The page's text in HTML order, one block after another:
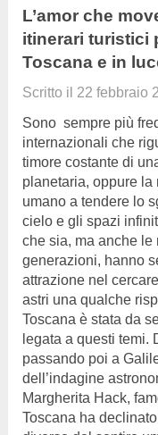
L’amor che
itinerari turistici
Toscana e in
Scritto il 22 febbraio
Sono sempre più
internazionali che
timore costante di
planetaria, oppure la
umano a tendere lo
cielo e gli spazi
che sia, ma anche le
generazioni, hanno
attrazione nel
astri una qualche
Toscana è stata da
legata a questi temi.
passando poi a
dell’indagine
Margherita Hack,
Toscana ha